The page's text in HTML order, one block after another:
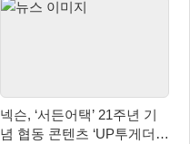
넥슨, ‘서든어택’ 21주년 기
념 협동 콘텐츠 ‘UP투게더’